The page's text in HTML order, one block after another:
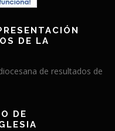
DE LA
de resultados de
DE